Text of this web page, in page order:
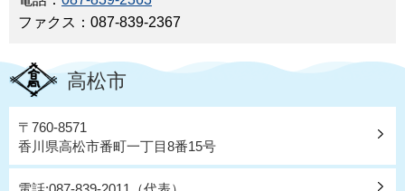
ファクス：087-839-2367
高松市
〒760-8571
香川県高松市番町一丁目8番15号